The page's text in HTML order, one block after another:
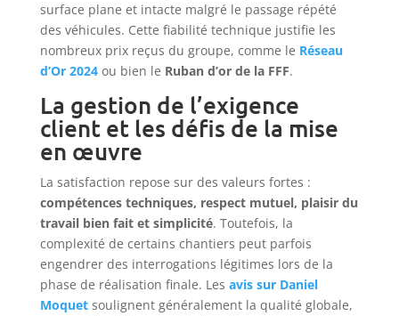
surface plane et intacte malgré le passage répété
des véhicules. Cette fiabilité technique justifie les
nombreux prix reçus du groupe, comme le Réseau
d’Or 2024ou bien le Ruban d’or de la FFF.
La gestion de l’exigence
client et les défis de la mise
en œuvre
La satisfaction repose sur des valeurs fortes :
compétences techniques, respect mutuel, plaisir du
travail bien fait et simplicité. Toutefois, la
complexité de certains chantiers peut parfois
engendrer des interrogations légitimes lors de la
phase de réalisation finale. Les avis sur Daniel
Moquetsoulignent généralement la qualité globale,